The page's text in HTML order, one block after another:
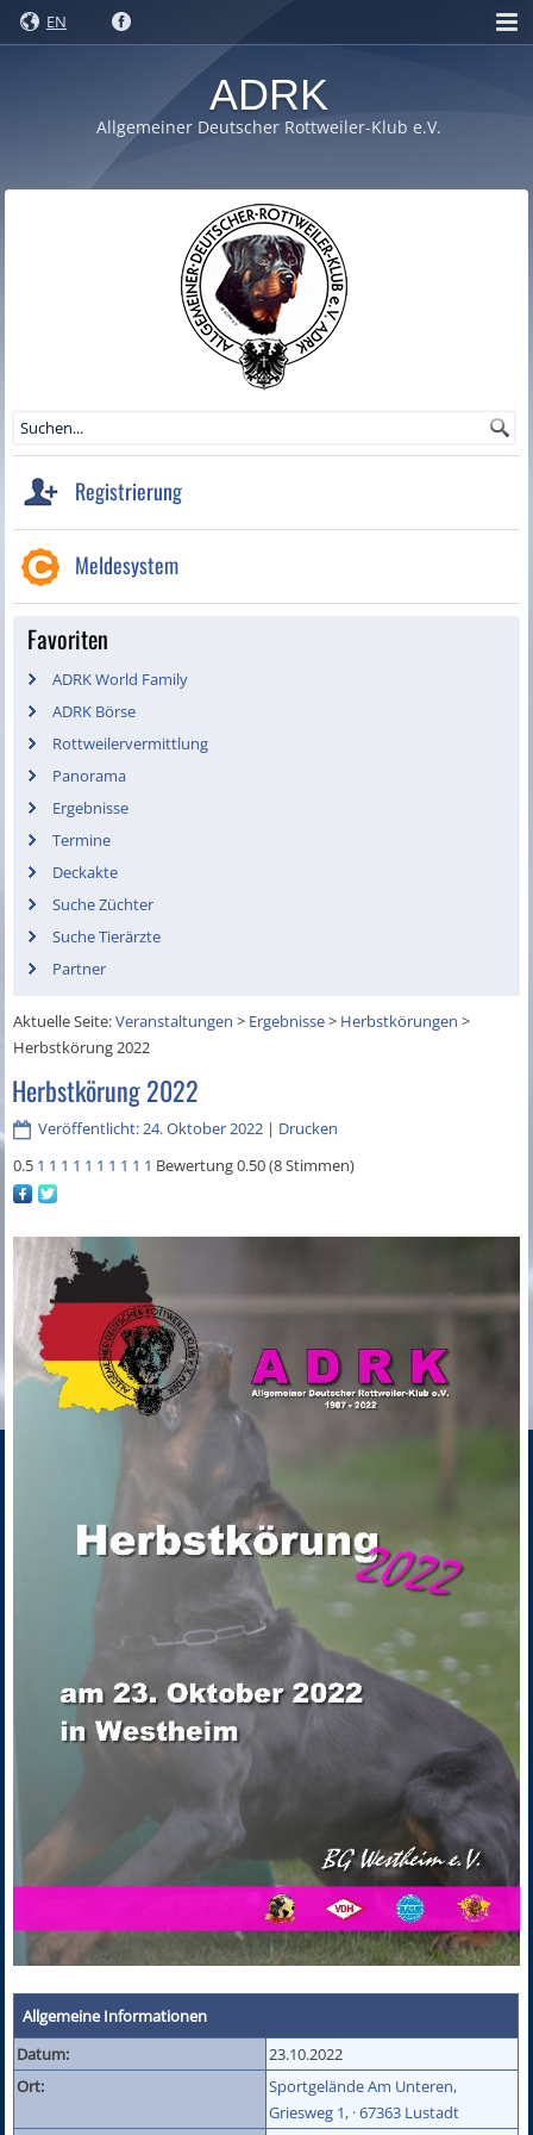
EN
ADRK
Allgemeiner Deutscher Rottweiler-Klub e.V.
Registrierung
Meldesystem
Favoriten
ADRK World Family
ADRK Börse
Rottweilervermittlung
Panorama
Ergebnisse
Termine
Deckakte
Suche Züchter
Suche Tierärzte
Partner
Aktuelle Seite:Veranstaltungen > Ergebnisse> Herbstkörungen >
Herbstkörung 2022
Herbstkörung 2022
Veröffentlicht: 24. Oktober 2022 | Drucken
0.5 1 1 1 1 1 1 1 1 1 1 Bewertung 0.50 (8 Stimmen)
Allgemeine Informationen
Datum:
23.10.2022
Ort:
Sportgelände Am Unteren,
Griesweg 1, · 67363 Lustadt